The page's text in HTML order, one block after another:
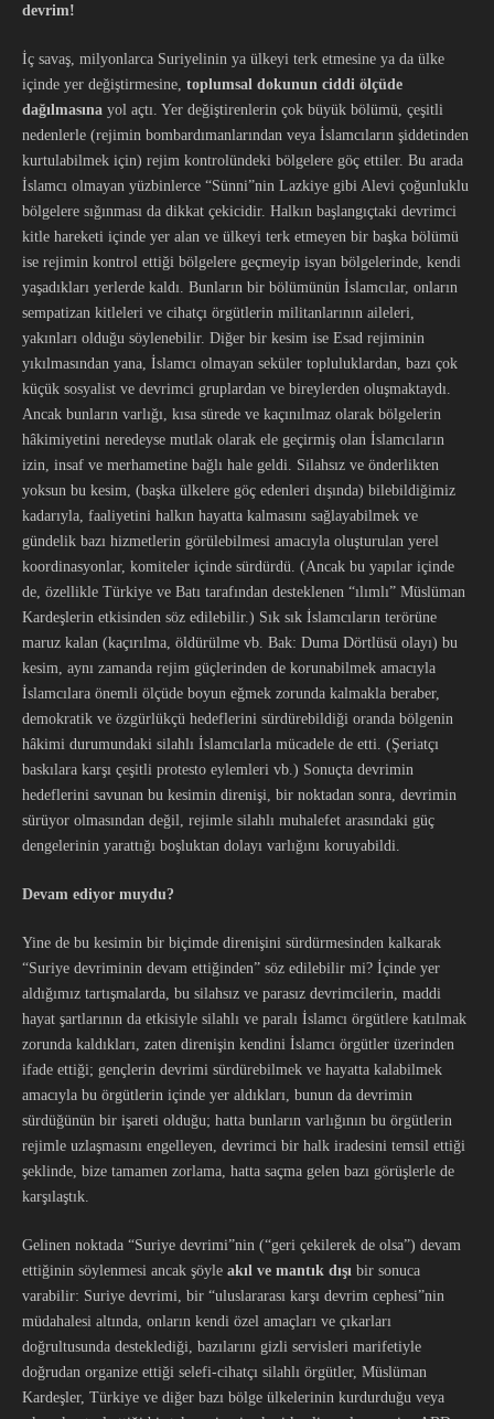
devrim!
İç savaş, milyonlarca Suriyelinin ya ülkeyi terk etmesine ya da ülke
içinde yer değiştirmesine, toplumsal dokunun ciddi ölçüde
dağılmasına yol açtı. Yer değiştirenlerin çok büyük bölümü, çeşitli
nedenlerle (rejimin bombardımanlarından veya İslamcıların şiddetinden
kurtulabilmek için) rejim kontrolündeki bölgelere göç ettiler. Bu arada
İslamcı olmayan yüzbinlerce “Sünni”nin Lazkiye gibi Alevi çoğunluklu
bölgelere sığınması da dikkat çekicidir. Halkın başlangıçtaki devrimci
kitle hareketi içinde yer alan ve ülkeyi terk etmeyen bir başka bölümü
ise rejimin kontrol ettiği bölgelere geçmeyip isyan bölgelerinde, kendi
yaşadıkları yerlerde kaldı. Bunların bir bölümünün İslamcılar, onların
sempatizan kitleleri ve cihatçı örgütlerin militanlarının aileleri,
yakınları olduğu söylenebilir. Diğer bir kesim ise Esad rejiminin
yıkılmasından yana, İslamcı olmayan seküler topluluklardan, bazı çok
küçük sosyalist ve devrimci gruplardan ve bireylerden oluşmaktaydı.
Ancak bunların varlığı, kısa sürede ve kaçınılmaz olarak bölgelerin
hâkimiyetini neredeyse mutlak olarak ele geçirmiş olan İslamcıların
izin, insaf ve merhametine bağlı hale geldi. Silahsız ve önderlikten
yoksun bu kesim, (başka ülkelere göç edenleri dışında) bilebildiğimiz
kadarıyla, faaliyetini halkın hayatta kalmasını sağlayabilmek ve
gündelik bazı hizmetlerin görülebilmesi amacıyla oluşturulan yerel
koordinasyonlar, komiteler içinde sürdürdü. (Ancak bu yapılar içinde
de, özellikle Türkiye ve Batı tarafından desteklenen “ılımlı” Müslüman
Kardeşlerin etkisinden söz edilebilir.) Sık sık İslamcıların terörüne
maruz kalan (kaçırılma, öldürülme vb. Bak: Duma Dörtlüsü olayı) bu
kesim, aynı zamanda rejim güçlerinden de korunabilmek amacıyla
İslamcılara önemli ölçüde boyun eğmek zorunda kalmakla beraber,
demokratik ve özgürlükçü hedeflerini sürdürebildiği oranda bölgenin
hâkimi durumundaki silahlı İslamcılarla mücadele de etti. (Şeriatçı
baskılara karşı çeşitli protesto eylemleri vb.) Sonuçta devrimin
hedeflerini savunan bu kesimin direnişi, bir noktadan sonra, devrimin
sürüyor olmasından değil, rejimle silahlı muhalefet arasındaki güç
dengelerinin yarattığı boşluktan dolayı varlığını koruyabildi.
Devam ediyor muydu?
Yine de bu kesimin bir biçimde direnişini sürdürmesinden kalkarak
“Suriye devriminin devam ettiğinden” söz edilebilir mi? İçinde yer
aldığımız tartışmalarda, bu silahsız ve parasız devrimcilerin, maddi
hayat şartlarının da etkisiyle silahlı ve paralı İslamcı örgütlere katılmak
zorunda kaldıkları, zaten direnişin kendini İslamcı örgütler üzerinden
ifade ettiği; gençlerin devrimi sürdürebilmek ve hayatta kalabilmek
amacıyla bu örgütlerin içinde yer aldıkları, bunun da devrimin
sürdüğünün bir işareti olduğu; hatta bunların varlığının bu örgütlerin
rejimle uzlaşmasını engelleyen, devrimci bir halk iradesini temsil ettiği
şeklinde, bize tamamen zorlama, hatta saçma gelen bazı görüşlerle de
karşılaştık.
Gelinen noktada “Suriye devrimi”nin (“geri çekilerek de olsa”) devam
ettiğinin söylenmesi ancak şöyle akıl ve mantık dışı bir sonuca
varabilir: Suriye devrimi, bir “uluslararası karşı devrim cephesi”nin
müdahalesi altında, onların kendi özel amaçları ve çıkarları
doğrultusunda desteklediği, bazılarını gizli servisleri marifetiyle
doğrudan organize ettiği selefi-cihatçı silahlı örgütler, Müslüman
Kardeşler, Türkiye ve diğer bazı bölge ülkelerinin kurdurduğu veya